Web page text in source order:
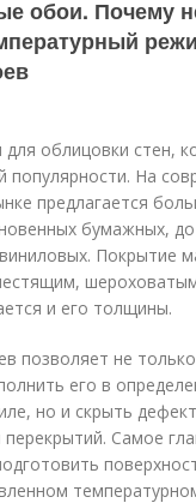
обои. Почему
облицовки стен,
популярности. На
предлагается
бумажных,
Покрытие
и его толщины.
позволяет не
его в
но и скрыть
Самое